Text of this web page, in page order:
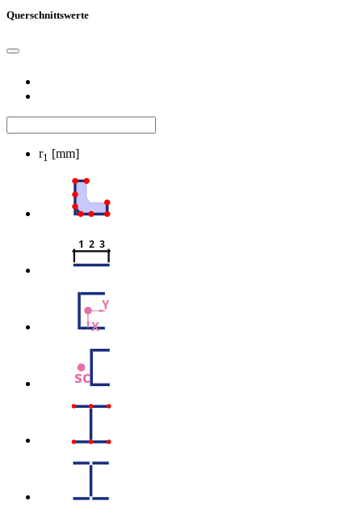
Querschnittswerte
r1 [mm]
1  2  3
Y
X
sc